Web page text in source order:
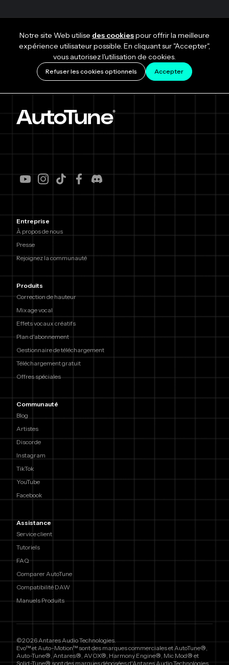
Notre site Web utilise des cookiespour offrir la meilleure
expérience utilisateur possible. En cliquant sur "Accepter",
vous autorisez l'utilisation de cookies.
Refuser les cookies optionnels Accepter
Entreprise
À propos de nous
Presse
Rejoignez la communauté
Produits
Correction de hauteur
Mixage vocal
Effets vocaux créatifs
Plan d'abonnement
Gestionnaire de téléchargement
Téléchargement gratuit
Offres spéciales
Communauté
Blog
Artistes
Discorde
Instagram
TikTok
YouTube
Facebook
Assistance
Service client
Tutoriels
FAQ
Comparer AutoTune
Compatibilité DAW
Manuels Produits
©2026 Antares Audio Technologies.
Evo™ et Auto-Motion™ sont des marques commerciales et AutoTune®,
Auto-Tune®, Antares®, AVOX®, Harmony Engine®, Mic Mod® et
Solid-Tune® sont des marques déposées d'Antares Audio Technologies.